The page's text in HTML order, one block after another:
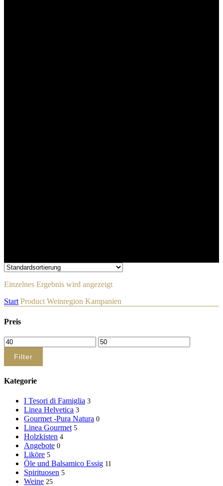
Einzelnes Ergebnis wird angezeigt
Start Product Weinregion Kampanien
Preis
Min.
Preis
Max.
Preis
Filter
Kategorie
I Tesori di Famiglia 3
Linea Helvetica 3
Gourmet -Pura Natura 0
Linea Gourmet 5
Holzkisten 4
Angebote 0
Liköre 5
Öle und Balsamico Essig 11
Spirituosen 5
Weine 25